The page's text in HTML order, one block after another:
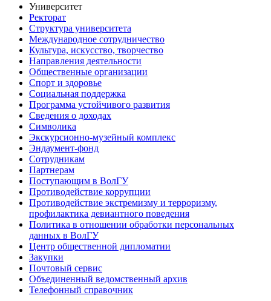
Университет
Ректорат
Структура университета
Международное сотрудничество
Культура, искусство, творчество
Направления деятельности
Общественные организации
Спорт и здоровье
Социальная поддержка
Программа устойчивого развития
Сведения о доходах
Символика
Экскурсионно-музейный комплекс
Эндаумент-фонд
Сотрудникам
Партнерам
Поступающим в ВолГУ
Противодействие коррупции
Противодействие экстремизму и терроризму,
профилактика девиантного поведения
Политика в отношении обработки персональных
данных в ВолГУ
Центр общественной дипломатии
Закупки
Почтовый сервис
Объединенный ведомственный архив
Телефонный справочник